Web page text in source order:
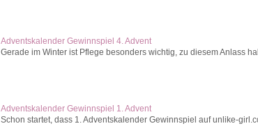
Adventskalender Gewinnspiel 4. Advent
Gerade im Winter ist Pflege besonders wichtig, zu diesem Anlass
Adventskalender Gewinnspiel 1. Advent
Schon startet, dass 1. Adventskalender Gewinnspiel auf unlike-